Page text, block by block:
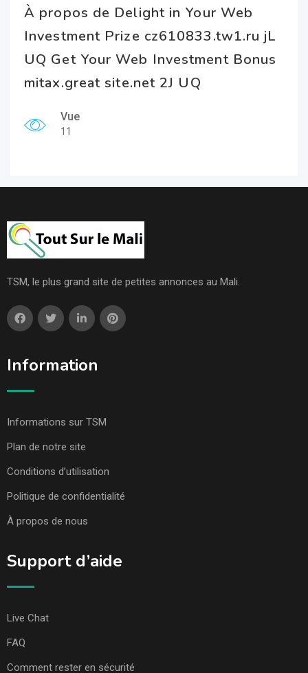
À propos de Delight in Your Web
Investment Prize cz610833.tw1.ru jL
UQ Get Your Web Investment Bonus
mitax.great site.net 2J UQ
Vue
11
TSM, le plus grand site de petites annonces au Mali.
Information
Informations sur TSM
Plan de notre site
Conditions d’utilisation
Politique de confidentialité
À propos de nous
Support d’aide
Live Chat
FAQ
Comment rester en sécurité